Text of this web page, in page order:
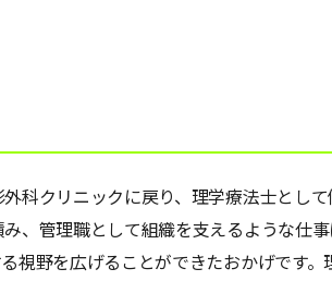
クリニックに戻り、理学療法士として
、管理職として組織を支えるような仕
視野を広げることができたおかげです